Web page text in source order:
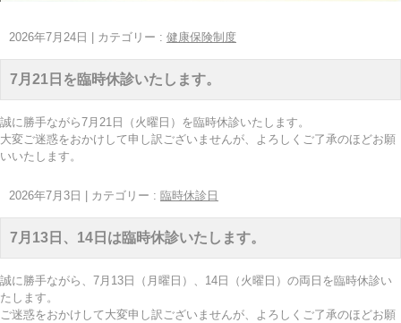
2026年7月24日 カテゴリー : 健康保険制度
7月21日を臨時休診いたします。
誠に勝手ながら7月21日（火曜日）を臨時休診いたします。
大変ご迷惑をおかけして申し訳ございませんが、よろしくご了承のほどお願
いいたします。
2026年7月3日 カテゴリー : 臨時休診日
7月13日、14日は臨時休診いたします。
誠に勝手ながら、7月13日（月曜日）、14日（火曜日）の両日を臨時休診い
たします。
ご迷惑をおかけして大変申し訳ございませんが、よろしくご了承のほどお願